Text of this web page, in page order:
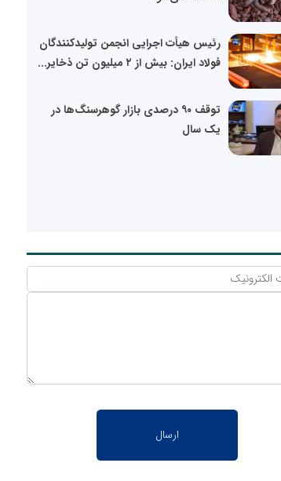
رئیس هیأت اجرایی انجمن تولیدکنندگان
فولاد ایران: بیش از ۲ میلیون تن ذخایر...
توقف ۹۰ درصدی بازار گوهرسنگ‌ها در
یک سال